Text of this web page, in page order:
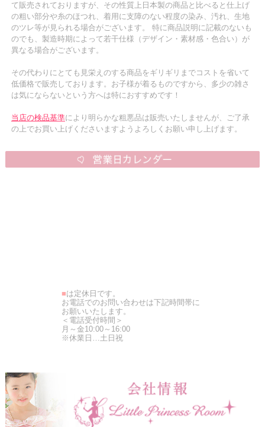
て販売されておりますが、その性質上日本製の商品と比べると仕上げ
の粗い部分や糸のほつれ、着用に支障のない程度の染み、汚れ、生地
のツレ等が見られる場合がございます。 特に商品説明に記載のないも
のでも、製造時期によって若干仕様（デザイン・素材感・色合い）が
異なる場合がございます。
その代わりにとても見栄えのする商品をギリギリまでコストを省いて
低価格で販売しております。お子様が着るものですから、多少の雑さ
は気にならないという方へは特におすすめです！
当店の検品基準により明らかな粗悪品は販売いたしませんが、ご了承
の上でお買い上げくださいますようよろしくお願い申し上げます。
■は定休日です。
お電話でのお問い合わせは下記時間帯に
お願いいたします。
＜電話受付時間＞
月～金10:00～16:00
※休業日…土日祝